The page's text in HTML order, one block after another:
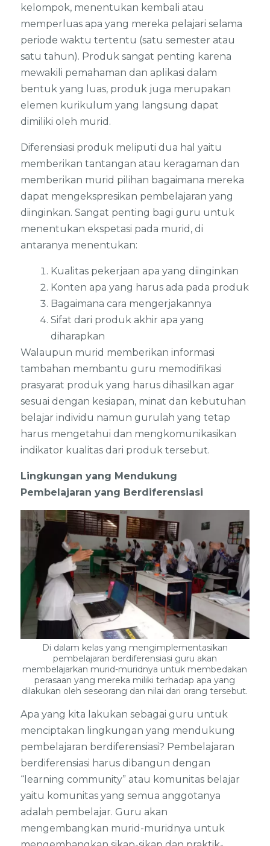
kelompok, menentukan kembali atau
memperluas apa yang mereka pelajari selama
periode waktu tertentu (satu semester atau
satu tahun). Produk sangat penting karena
mewakili pemahaman dan aplikasi dalam
bentuk yang luas, produk juga merupakan
elemen kurikulum yang langsung dapat
dimiliki oleh murid.
Diferensiasi produk meliputi dua hal yaitu
memberikan tantangan atau keragaman dan
memberikan murid pilihan bagaimana mereka
dapat mengekspresikan pembelajaran yang
diinginkan. Sangat penting bagi guru untuk
menentukan ekspetasi pada murid, di
antaranya menentukan:
Kualitas pekerjaan apa yang diinginkan
Konten apa yang harus ada pada produk
Bagaimana cara mengerjakannya
Sifat dari produk akhir apa yang
diharapkan
Walaupun murid memberikan informasi
tambahan membantu guru memodifikasi
prasyarat produk yang harus dihasilkan agar
sesuai dengan kesiapan, minat dan kebutuhan
belajar individu namun gurulah yang tetap
harus mengetahui dan mengkomunikasikan
indikator kualitas dari produk tersebut.
Lingkungan yang Mendukung
Pembelajaran yang Berdiferensiasi
Di dalam kelas yang mengimplementasikan
pembelajaran berdiferensiasi guru akan
membelajarkan murid-muridnya untuk membedakan
perasaan yang mereka miliki terhadap apa yang
dilakukan oleh seseorang dan nilai dari orang tersebut.
Apa yang kita lakukan sebagai guru untuk
menciptakan lingkungan yang mendukung
pembelajaran berdiferensiasi? Pembelajaran
berdiferensiasi harus dibangun dengan
“learning community” atau komunitas belajar
yaitu komunitas yang semua anggotanya
adalah pembelajar. Guru akan
mengembangkan murid-muridnya untuk